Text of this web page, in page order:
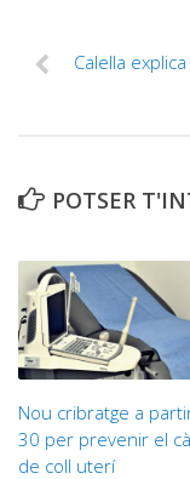
Calella
POTSER
Nou cribratge a
30 per prevenir el
de coll uterí